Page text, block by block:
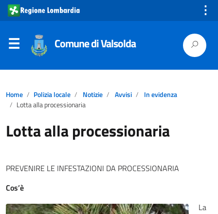
⋮
Comune di Valsolda
Home Polizia locale Notizie Avvisi
In evidenza
Lotta alla processionaria
Lotta alla processionaria
PREVENIRE LE INFESTAZIONI DA PROCESSIONARIA
Cos’è
La